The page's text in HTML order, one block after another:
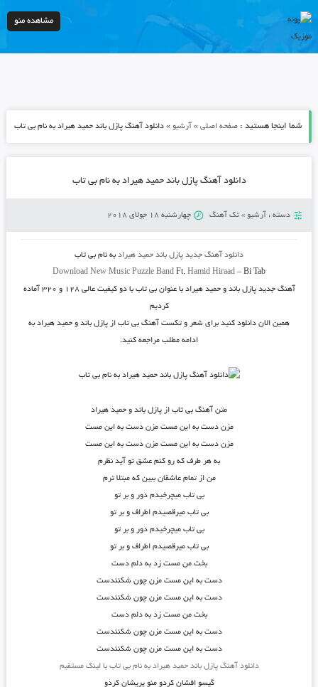
مشاهده منو
شما اینجا هستید : صفحه اصلی» آرشیو » دانلود آهنگ پازل باند حمید هیراد به نام بی تاب
دانلود آهنگ پازل باند حمید هیراد به نام بی تاب
دسته : آرشیو » تک آهنگ چهارشنبه 18 جولای 2018
دانلود آهنگ جدید پازل باند حمید هیرادبه نام بی تاب
Download New Music Puzzle Band Ft.Hamid Hiraad –Bi Tab
آهنگ جدیدپازل باند و حمید هیراد با عنوانبی تاب
با دو کیفیت عالی ۱۲۸ و ۳۲۰ آماده
کردیم
همین الان دانلود کنید برای شعر و تکست آهنگ بی تاب از پازل باند و حمید هیراد به
ادامه مطلب مراجعه کنید.
متن آهنگ بی تاب از پازل باند و حمید هیراد
مزن دست به این مست مزن دست به این مست
مزن دست به این مست مزن دست به این مست
به هر طرف که رو کنم عشق تو آید نظرم
من از تمام عاشقان ببین که مبتلا ترم
بی تاب میچرخیدم دور و بر تو
بی تاب میرقصیدم اطراف و بر تو
بی تاب میچرخیدم دور و بر تو
بی تاب میرقصیدم اطراف و بر تو
بخت من مست زد به دلم دست
دست به این مست مزن چون شکنندست
دست به این مست مزن چون شکنندست
بخت من مست زد به دلم دست
دست به این مست مزن چون شکنندست
دست به این مست مزن چون شکنندست
دانلود آهنگ پازل باند حمید هیراد به نام بی تاب با لینک مستقیم
گیسو افشان کردو منو پریشان کردو